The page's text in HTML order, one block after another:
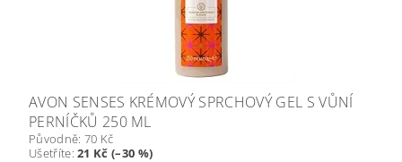
AVON SENSES KRÉMOVÝ SPRCHOVÝ GEL S VŮNÍ
PERNÍČKŮ 250 ML
Původně: 70 Kč
Ušetříte:21 Kč (–30 %)